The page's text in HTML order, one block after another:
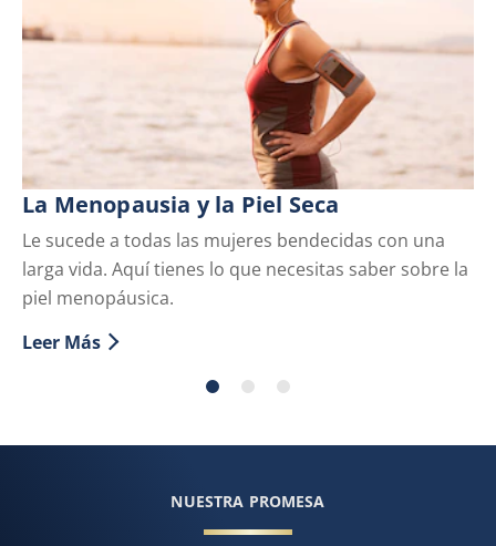
Le sucede a todas las mujeres bendecidas con una
larga vida. Aquí tienes lo que necesitas saber sobre la
piel menopáusica.
La Menopausia y la Piel Seca
Discover more about La Menopausia y la Piel Seca
Leer Más
NUESTRA PROMESA